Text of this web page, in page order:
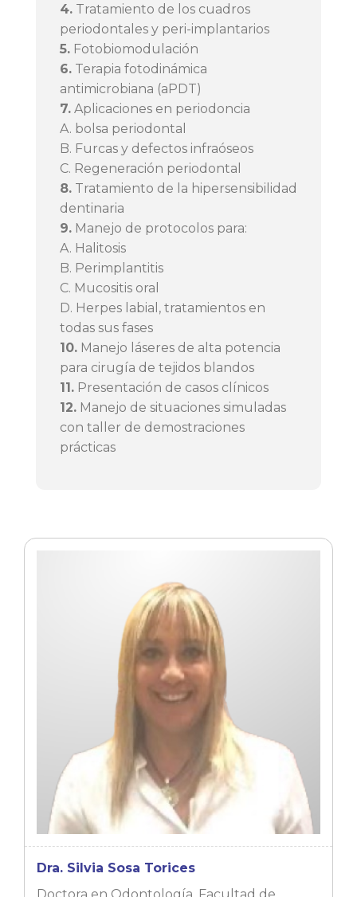
4. Tratamiento de los cuadros
periodontales y peri-implantarios
5. Fotobiomodulación
6. Terapia fotodinámica
antimicrobiana (aPDT)
7. Aplicaciones en periodoncia
A. bolsa periodontal
B. Furcas y defectos infraóseos
C. Regeneración periodontal
8. Tratamiento de la hipersensibilidad
dentinaria
9. Manejo de protocolos para:
A. Halitosis
B. Perimplantitis
C. Mucositis oral
D. Herpes labial, tratamientos en
todas sus fases
10. Manejo láseres de alta potencia
para cirugía de tejidos blandos
11. Presentación de casos clínicos
12. Manejo de situaciones simuladas
con taller de demostraciones
prácticas
Dra. Silvia Sosa Torices
Doctora en Odontología. Facultad de